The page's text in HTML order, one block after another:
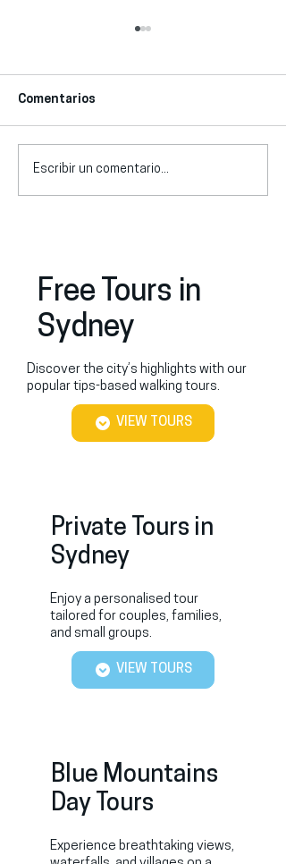
Qué hacer en Sídney en
verano: guía local de los
Comentarios
Escribir un comentario...
Free Tours in
Sydney
Discover the city’s highlights with our
popular tips-based walking tours.
VIEW TOURS
Private Tours in
Sydney
Enjoy a personalised tour
tailored for couples, families,
and small groups.
VIEW TOURS
Blue Mountains
Day Tours
Experience breathtaking views,